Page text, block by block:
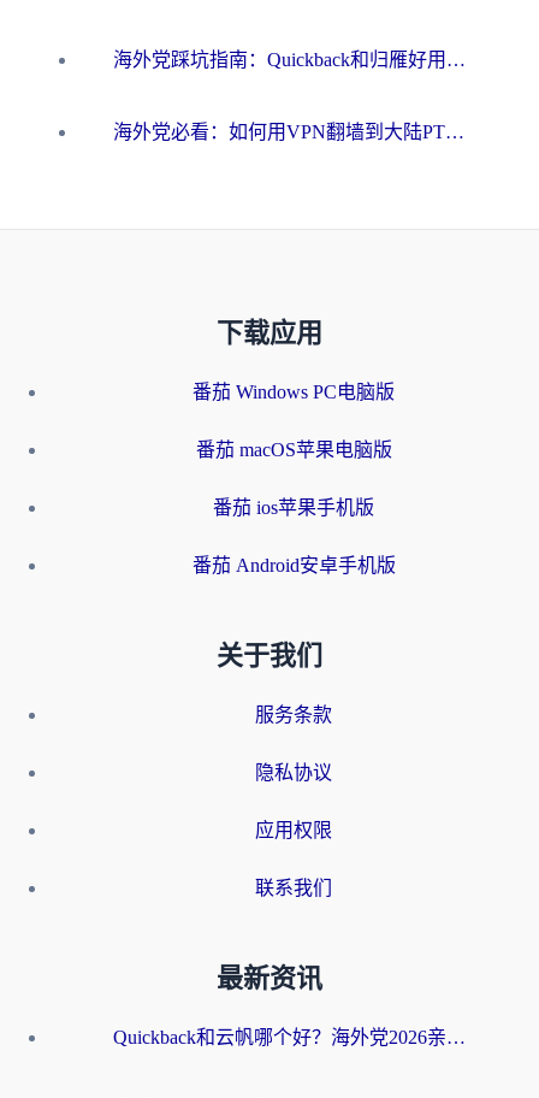
海外党踩坑指南：Quickback和归雁好用吗？选对加速器才能无缝刷国内资源
海外党必看：如何用VPN翻墙到大陆PTT？一篇解决你所有回国加速痛点
下载应用
番茄 Windows PC电脑版
番茄 macOS苹果电脑版
番茄 ios苹果手机版
番茄 Android安卓手机版
关于我们
服务条款
隐私协议
应用权限
联系我们
最新资讯
Quickback和云帆哪个好？海外党2026亲测指南：选对加速器大陆工具，无缝刷国内剧玩国服